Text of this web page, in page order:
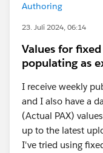
Authoring
23. Juli 2024, 06:14
Values for
populating as
I receive weekly
and I also have a
(Actual PAX)
up to the latest
I've tried using